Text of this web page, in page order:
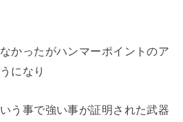
かったがハンマーポイントのア
になり
う事で強い事が証明された武器